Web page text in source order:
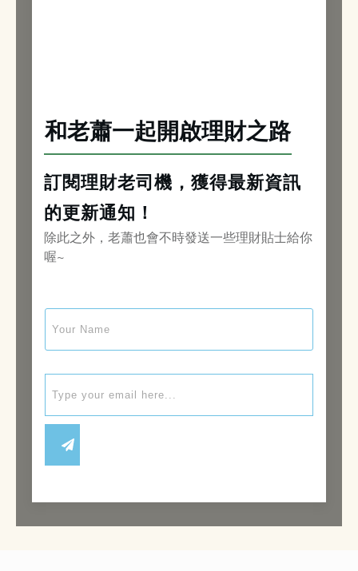
和老蕭一起開啟理財之路
訂閱理財老司機，獲得最新資訊
的更新通知！
除此之外，老蕭也會不時發送一些理財貼士給你
喔~